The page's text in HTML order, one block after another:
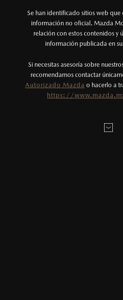
Se han identificado sitios web
información no oficial. Mazda
relación con estos contenidos y
información publicada en
Si necesitas asesoría sobre
recomendamos contactar
Autorizado Mazda o hacerlo a
https://
tenencias, placas,
administrativos. Mazda
derecho de modificar
precios de sus
consumidor.
Todas las imágenes del sitio son